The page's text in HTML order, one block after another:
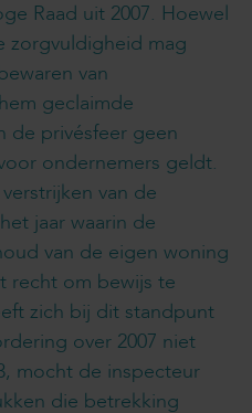
Raad uit 2007. Hoewel
zorgvuldigheid mag
van
geclaimde
de privésfeer geen
ondernemers geldt.
van de
jaar waarin de
van de eigen woning
recht om bewijs te
zich bij dit standpunt
over 2007 niet
mocht de inspecteur
die betrekking